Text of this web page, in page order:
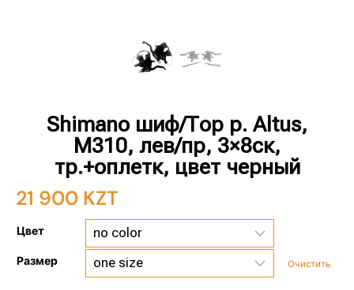
Shimano шиф/Тор р. Altus,
M310, лев/пр, 3×8ск,
тр.+оплетк, цвет черный
21 900 KZT
Цвет
Размер Очистить